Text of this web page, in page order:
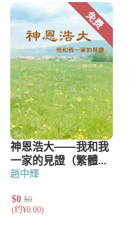
趙中輝